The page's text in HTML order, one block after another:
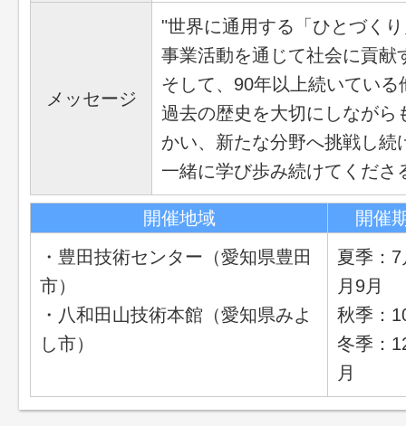
メッセージ
"世界に通用する「ひとづく
事業活動を通じて社会に貢献
そして、90年以上続いてい
過去の歴史を大切にしなが
かい、新たな分野へ挑戦し続
一緒に学び歩み続けてくだ
開催地域
開催
・豊田技術センター（愛知県豊田
市）
・八和田山技術本館（愛知県みよ
し市）
夏季：7
月9月
秋季：
冬季：
月